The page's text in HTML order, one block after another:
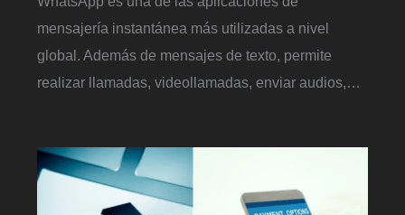
mensajería instantánea más utilizadas a nivel
global. Además de mensajes de texto, permite
realizar llamadas, videollamadas, enviar audios,…